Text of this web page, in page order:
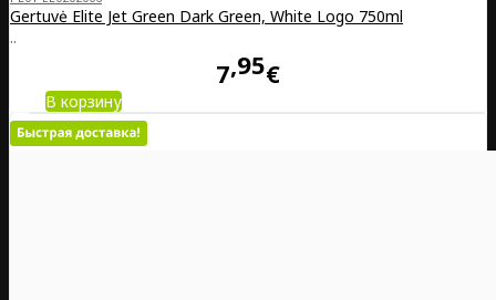
Gertuvė Elite Jet Green Dark Green, White Logo 750ml
..
7 95€
В корзину